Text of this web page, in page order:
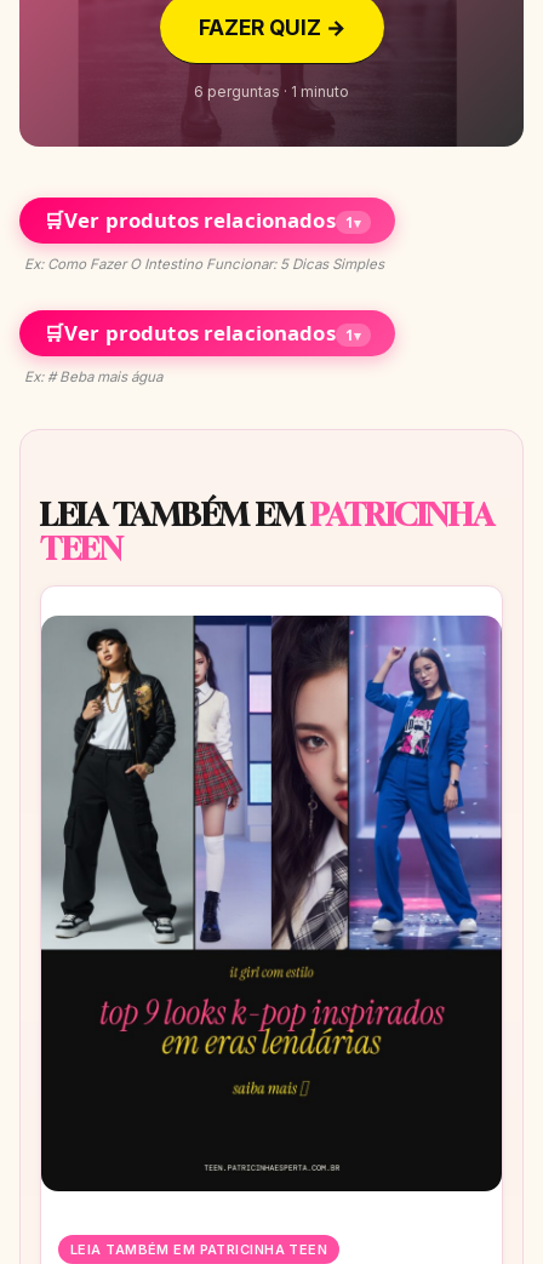
FAZER QUIZ →
6 perguntas · 1 minuto
🛒Ver produtos relacionados 1▾
Ex: Como Fazer O Intestino Funcionar: 5 Dicas Simples
🛒Ver produtos relacionados 1▾
Ex: # Beba mais água
LEIA TAMBÉM EMPATRICINHA
TEEN
LEIA TAMBÉM EM PATRICINHA TEEN